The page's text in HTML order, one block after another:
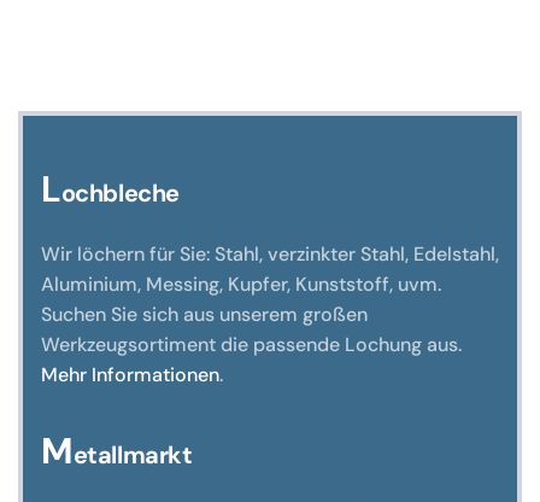
können
werden
Lochbleche
Wir löchern für Sie: Stahl, verzinkter Stahl, Edelstahl,
Aluminium, Messing, Kupfer, Kunststoff, uvm.
Suchen Sie sich aus unserem großen
Werkzeugsortiment die passende Lochung aus.
Mehr Informationen.
Metallmarkt